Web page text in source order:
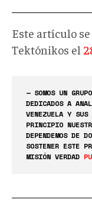
Este artículo
Tektónikos el
— SOMOS UN
DEDICADOS A
VENEZUELA Y
PRINCIPIO
DEPENDEMOS DE
SOSTENER ESTE
MISIÓN VERDAD